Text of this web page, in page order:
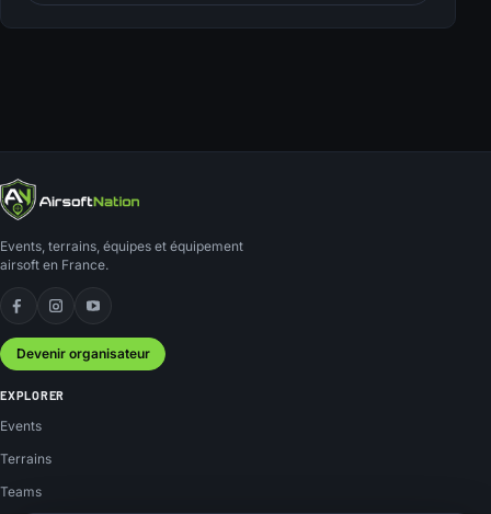
Events, terrains, équipes et équipement
airsoft en France.
Facebook
Instagram
YouTube
Devenir organisateur
EXPLORER
Events
Terrains
Teams